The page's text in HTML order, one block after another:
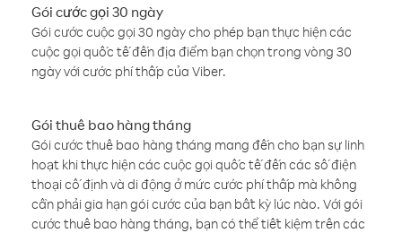
Gói cước gọi 30 ngày
Gói cước cuộc gọi 30 ngày cho phép bạn thực hiện các
cuộc gọi quốc tế đến địa điểm bạn chọn trong vòng 30
ngày với cước phí thấp của Viber.
Gói thuê bao hàng tháng
Gói cước thuê bao hàng tháng mang đến cho bạn sự linh
hoạt khi thực hiện các cuộc gọi quốc tế đến các số điện
thoại cố định và di động ở mức cước phí thấp mà không
cần phải gia hạn gói cước của bạn bất kỳ lúc nào. Với gói
cước thuê bao hàng tháng, bạn có thể tiết kiệm trên các